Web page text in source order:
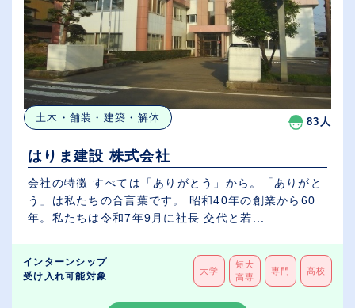
土木・舗装・建築・解体 83人
はりま建設 株式会社
会社の特徴 すべては「ありがとう」から。「ありがと
う」は私たちの合言葉です。 昭和40年の創業から60
年。私たちは令和7年9月に社長 交代と若...
インターンシップ
受け入れ可能対象
大学
短大
高専
専門 高校